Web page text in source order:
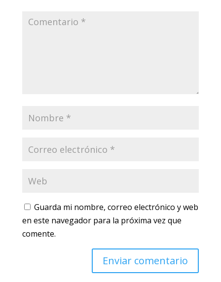
Guarda mi nombre, correo electrónico y web
en este navegador para la próxima vez que
comente.